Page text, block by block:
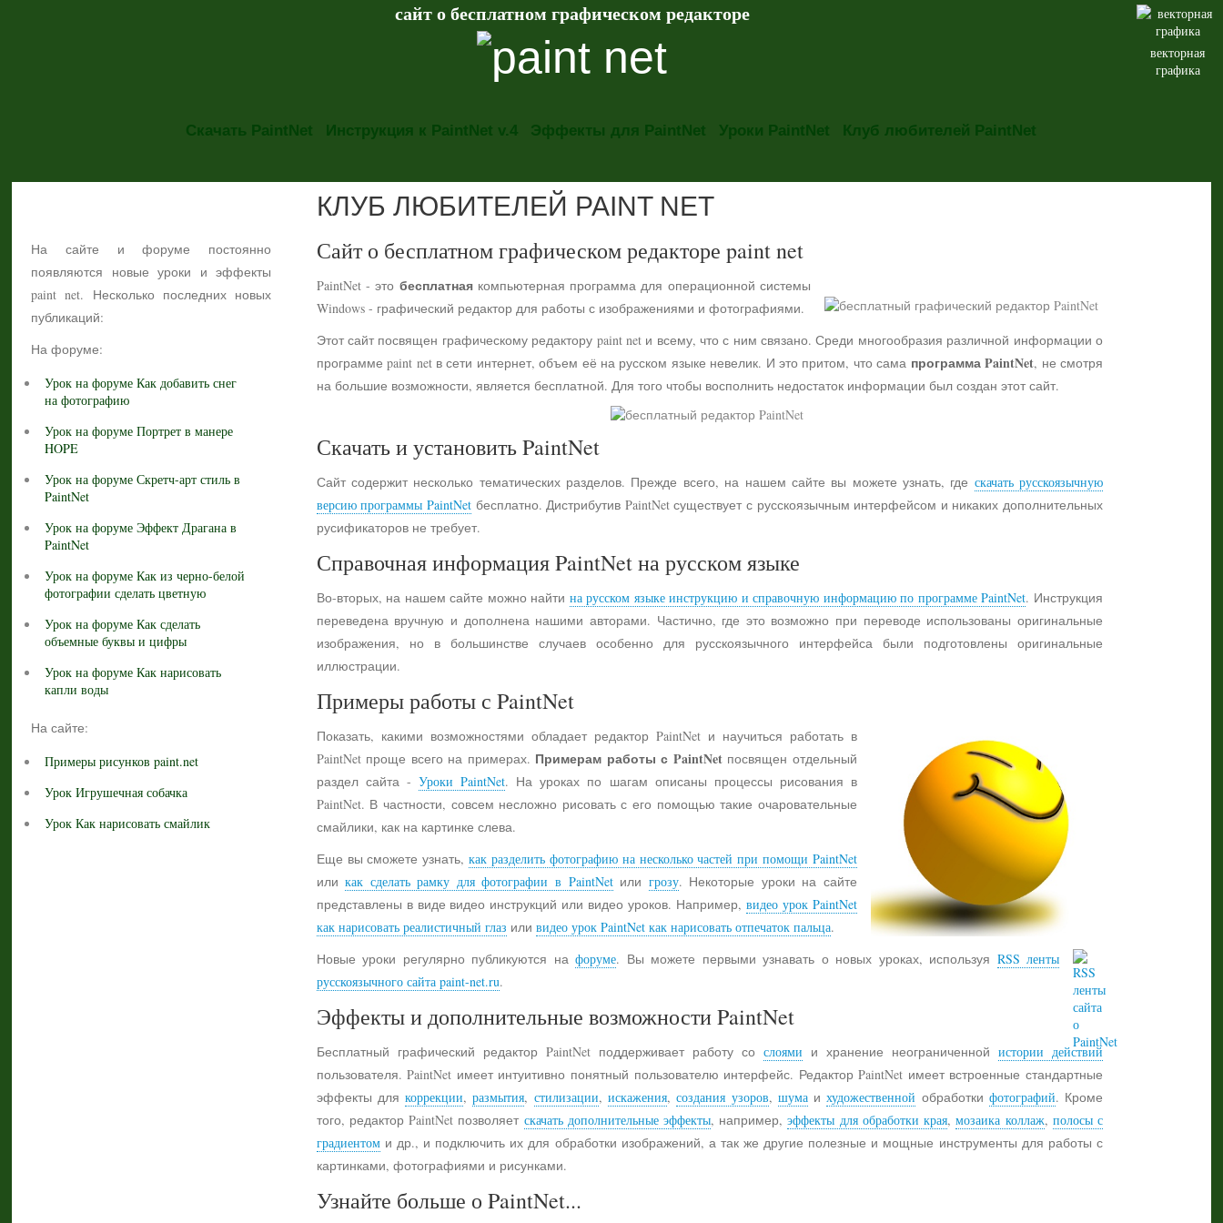
векторная
графика
сайт о бесплатном графическом редакторе
Скачать PaintNet Инструкция к PaintNet v.4 Эффекты для PaintNet Уроки PaintNet Клуб любителей PaintNet
На сайте и форуме постоянно
появляются новые уроки и эффекты
paint net. Несколько последних новых
публикаций:
На форуме:
Урок на форуме Как добавить снег
на фотографию
Урок на форуме Портрет в манере
HOPE
Урок на форуме Скретч-арт стиль в
PaintNet
Урок на форуме Эффект Драгана в
PaintNet
Урок на форуме Как из черно-белой
фотографии сделать цветную
Урок на форуме Как сделать
объемные буквы и цифры
Урок на форуме Как нарисовать
капли воды
На сайте:
Примеры рисунков paint.net
Урок Игрушечная собачка
Урок Как нарисовать смайлик
КЛУБ ЛЮБИТЕЛЕЙ PAINT NET
Сайт о бесплатном графическом редакторе paint net
PaintNet - это бесплатнаякомпьютерная программа для операционной системы
Windows - графический редактор для работы с изображениями и фотографиями.
Этот сайт посвящен графическому редактору paint net и всему, что с ним связано. Среди многообразия различной информации о
программе paint net в сети интернет, объем её на русском языке невелик. И это притом, что сама программа PaintNet, не смотря
на большие возможности, является бесплатной. Для того чтобы восполнить недостаток информации был создан этот сайт.
Скачать и установить PaintNet
Сайт содержит несколько тематических разделов. Прежде всего, на нашем сайте вы можете узнать, где скачать русскоязычную
версию программы PaintNetбесплатно. Дистрибутив PaintNet существует с русскоязычным интерфейсом и никаких дополнительных
русификаторов не требует.
Справочная информация PaintNet на русском языке
Во-вторых, на нашем сайте можно найти на русском языке инструкцию и справочную информацию по программе PaintNet. Инструкция
переведена вручную и дополнена нашими авторами. Частично, где это возможно при переводе использованы оригинальные
изображения, но в большинстве случаев особенно для русскоязычного интерфейса были подготовлены оригинальные
иллюстрации.
Примеры работы с PaintNet
Показать, какими возможностями обладает редактор PaintNet и научиться работать в
PaintNet проще всего на примерах. Примерам работы с PaintNetпосвящен отдельный
раздел сайта -Уроки PaintNet. На уроках по шагам описаны процессы рисования в
PaintNet. В частности, совсем несложно рисовать с его помощью такие очаровательные
смайлики, как на картинке слева.
Еще вы сможете узнать,как разделить фотографию на несколько частей при помощи PaintNet
иликак сделать рамку для фотографии в PaintNetили грозу. Некоторые уроки на сайте
представлены в виде видео инструкций или видео уроков. Например,видео урок PaintNet
как нарисовать реалистичный глаз или видео урок PaintNet как нарисовать отпечаток пальца.
Новые уроки регулярно публикуются нафоруме. Вы можете первыми узнавать о новых уроках, используя RSS ленты
русскоязычного сайта paint-net.ru.
Эффекты и дополнительные возможности PaintNet
Бесплатный графический редактор PaintNet поддерживает работу со слоями и хранение неограниченной истории действий
пользователя. PaintNet имеет интуитивно понятный пользователю интерфейс. Редактор PaintNet имеет встроенные стандартные
эффекты длякоррекции,размытия, стилизации, искажения,создания узоров, шумаихудожественной обработки фотографий. Кроме
того, редактор PaintNet позволяет скачать дополнительные эффекты, например,эффекты для обработки края,мозаика коллаж, полосы с
градиентоми др., и подключить их для обработки изображений, а так же другие полезные и мощные инструменты для работы с
картинками, фотографиями и рисунками.
Узнайте больше о PaintNet...